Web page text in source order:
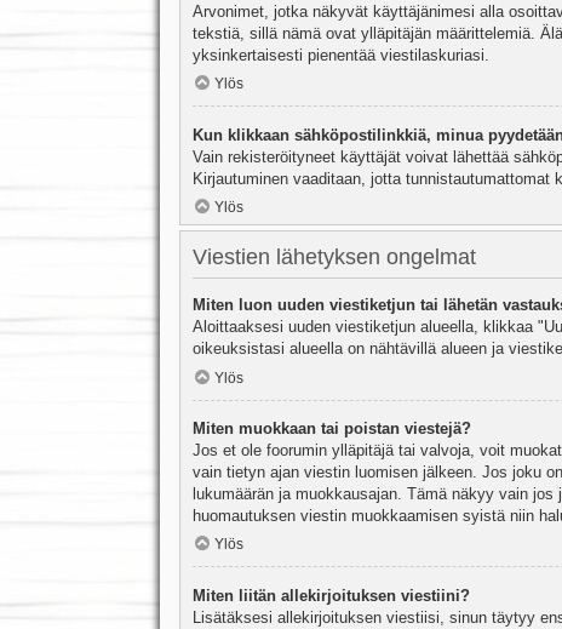
Arvonimet, jotka näkyvät käyttäjänimesi alla
tekstiä, sillä nämä ovat ylläpitäjän määrittelemiä.
yksinkertaisesti pienentää viestilaskuriasi.
Ylös
Kun klikkaan sähköpostilinkkiä, minua
Vain rekisteröityneet käyttäjät voivat lähettää
Kirjautuminen vaaditaan, jotta
Ylös
Viestien lähetyksen ongelmat
Miten luon uuden viestiketjun tai lähetän
Aloittaaksesi uuden viestiketjun alueella, klikkaa
oikeuksistasi alueella on nähtävillä alueen ja
Ylös
Miten muokkaan tai poistan viestejä?
Jos et ole foorumin ylläpitäjä tai valvoja, voit
vain tietyn ajan viestin luomisen jälkeen. Jos joku
lukumäärän ja muokkausajan. Tämä näkyy vain
huomautuksen viestin muokkaamisen syistä niin
Ylös
Miten liitän allekirjoituksen viestiini?
Lisätäksesi allekirjoituksen viestiisi, sinun täytyy